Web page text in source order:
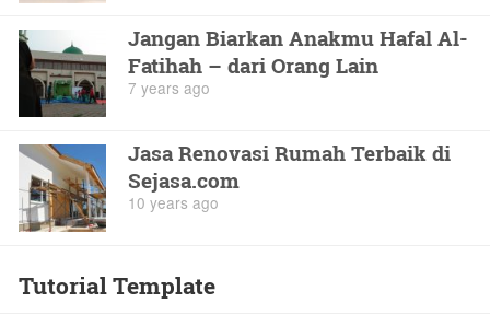
Jangan Biarkan Anakmu Hafal Al-
Fatihah – dari Orang Lain
7 years ago
Jasa Renovasi Rumah Terbaik di
Sejasa.com
10 years ago
Tutorial Template